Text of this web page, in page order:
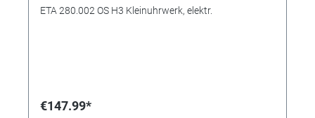
ETA 280.002 OS H3 Kleinuhrwerk, elektr.
€147.99*